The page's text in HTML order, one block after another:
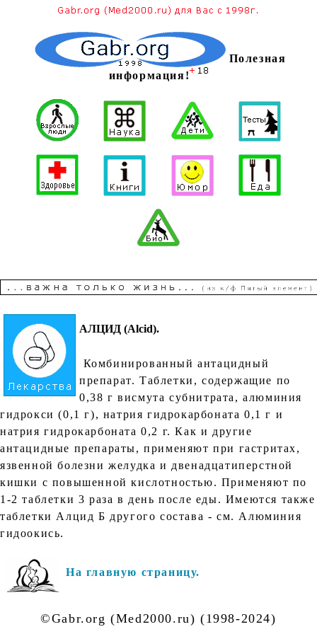
Полезная
информация!
АЛЦИД (Alcid).
Комбинированный антацидный
препарат. Таблетки, содержащие по
0,38 г висмута субнитрата, алюминия
гидрокси (0,1 г), натрия гидрокарбоната 0,1 г и
натрия гидрокарбоната 0,2 г. Как и другие
антацидные препараты, применяют при гастритах,
язвенной болезни желудка и двенадцатиперстной
кишки с повышенной кислотностью. Применяют по
1-2 таблетки 3 раза в день после еды. Имеются также
таблетки Алцид Б другого состава - см. Алюминия
гидоокись.
На главную страницу.
©Gabr.org (Med2000.ru) (1998-2024)